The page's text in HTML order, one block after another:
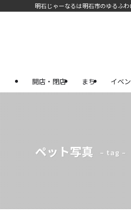
明石じゃーなるは明石市のゆるふ
開店・閉店 まち イベ
ペット写真 – tag –